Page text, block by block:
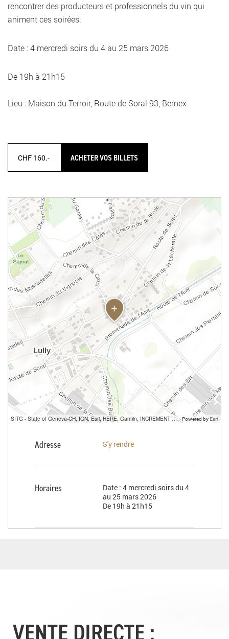
rencontrer des producteurs et professionnels du vin qui
animent ces soirées.
Date : 4 mercredi soirs du 4 au 25 mars 2026
De 19h à 21h15
Lieu : Maison du Terroir, Route de Soral 93, Bernex
CHF 160.- ACHETER VOS BILLETS
SITG - State of Geneva-CH, IGN, Esri, HERE, Garmin, INCREMENT P, USGS, METI/NASA Powered by Esri
Adresse S'y rendre
Horaires
Date : 4 mercredi soirs du 4
au 25 mars 2026
De 19h à 21h15
VENTE DIRECTE :